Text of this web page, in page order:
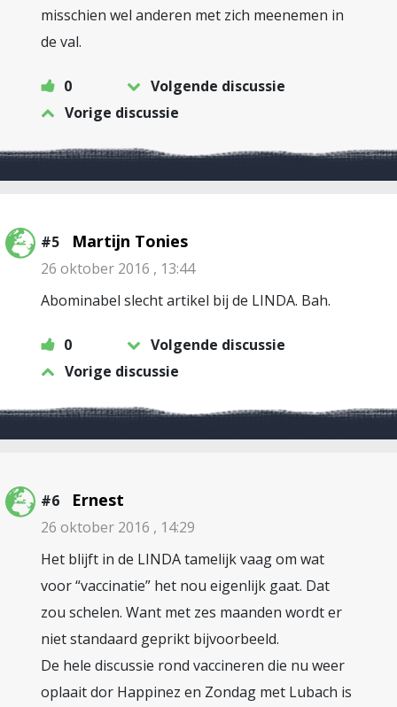
misschien wel anderen met zich meenemen in
de val.
0
Volgende discussie
Vorige discussie
#5 Martijn Tonies
26 oktober 2016 , 13:44
Abominabel slecht artikel bij de LINDA. Bah.
0
Volgende discussie
Vorige discussie
#6 Ernest
26 oktober 2016 , 14:29
Het blijft in de LINDA tamelijk vaag om wat
voor “vaccinatie” het nou eigenlijk gaat. Dat
zou schelen. Want met zes maanden wordt er
niet standaard geprikt bijvoorbeeld.
De hele discussie rond vaccineren die nu weer
oplaait dor Happinez en Zondag met Lubach is